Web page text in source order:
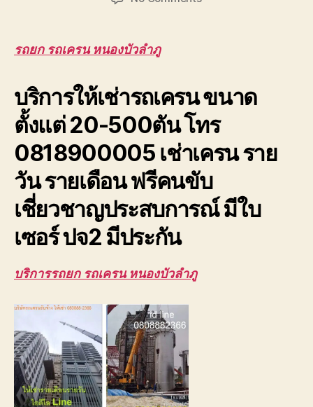
ยก
โครง
หลังคา
โรงงาน
ให้
ถูก
รถยก รถเครน หนองบัวลำภู
บริการให้เช่ารถเครน ขนาด
ตั้งแต่ 20-500ตัน โทร
0818900005 เช่าเครน ราย
วัน รายเดือน ฟรีคนขับ
เชี่ยวชาญประสบการณ์ มีใบ
เซอร์ ปจ2 มีประกัน
บริการรถยก รถเครน หนองบัวลำภู